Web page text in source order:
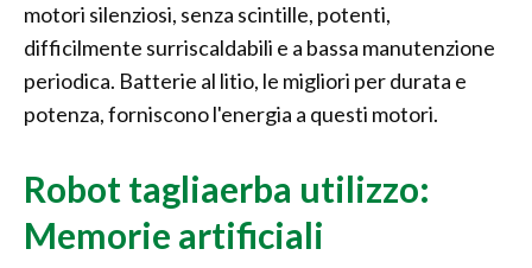
motori silenziosi, senza scintille, potenti,
difficilmente surriscaldabili e a bassa manutenzione
periodica. Batterie al litio, le migliori per durata e
potenza, forniscono l'energia a questi motori.
Robot tagliaerba utilizzo:
Memorie artificiali